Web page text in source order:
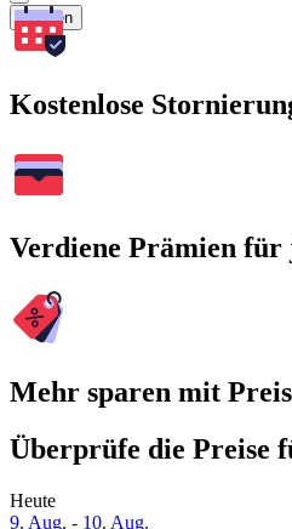
Suchen
Kostenlose
Verdiene Prämien für
Mehr sparen mit
Überprüfe die Preise
Heute
9. Aug. - 10. Aug.